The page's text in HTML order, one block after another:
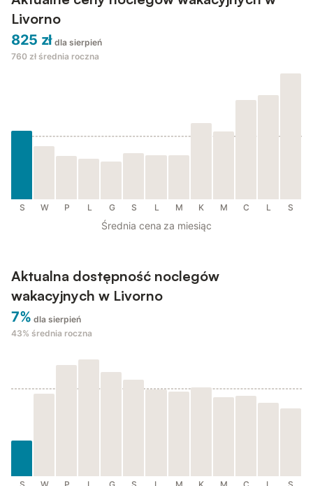
Livorno
825 zł dla sierpień
760 zł średnia roczna
S W P L G S L M K M C L S
Średnia cena za miesiąc
Aktualna dostępność noclegów
wakacyjnych w Livorno
7% dla sierpień
43% średnia roczna